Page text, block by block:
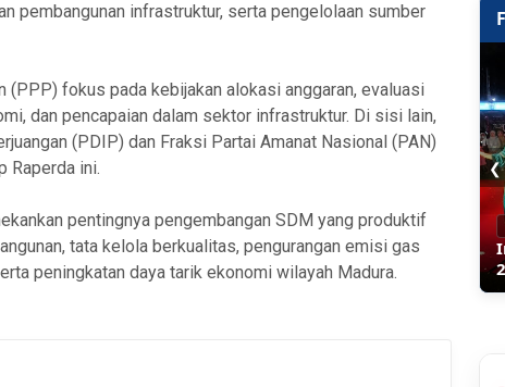
pembangunan infrastruktur, serta pengelolaan sumber
(PPP) fokus pada kebijakan alokasi anggaran, evaluasi
dan pencapaian dalam sektor infrastruktur. Di sisi lain,
(PDIP) dan Fraksi Partai Amanat Nasional (PAN)
Raperda ini.
pentingnya pengembangan SDM yang produktif
tata kelola berkualitas, pengurangan emisi gas
peningkatan daya tarik ekonomi wilayah Madura.
❮